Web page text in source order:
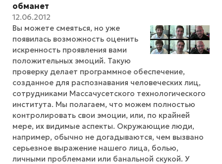
обманет
12.06.2012
Вы можете смеяться, но уже
появилась возможность оценить
искренность проявления вами
положительных эмоций. Такую
проверку делает программное обеспечение,
созданное для распознавания человеческих лиц,
сотрудниками Массачусетского технологического
института. Мы полагаем, что можем полностью
контролировать свои эмоции, или, по крайней
мере, их видимые аспекты. Окружающие люди,
например, обычно не догадываются, чем вызвано
серьезное выражение нашего лица, болью,
личными проблемами или банальной скукой. У